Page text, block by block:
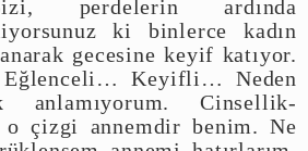
perdelerin ardında
ki binlerce kadın
gecesine keyif katıyor.
Keyifli… Neden
anlamıyorum. Cinsellik-
çizgi annemdir benim. Ne